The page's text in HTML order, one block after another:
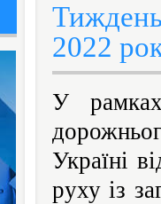
2022
У рамках
Україні
руху із